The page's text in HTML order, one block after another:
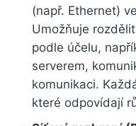
(např. Ethernet)
Umožňuje
podle účelu,
serverem,
komunikaci.
které odpovídají